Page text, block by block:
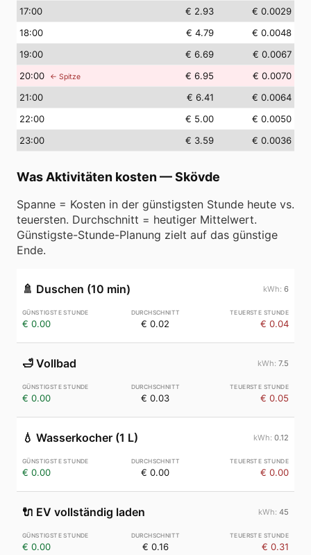
17:00 € 2.93
€ 0.0029
18:00 € 4.79
€ 0.0048
19:00 € 6.69
€ 0.0067
20:00 ← Spitze € 6.95
€ 0.0070
21:00 € 6.41
€ 0.0064
22:00 € 5.00
€ 0.0050
23:00 € 3.59 € 0.0036
Was Aktivitäten kosten —Skövde
Spanne = Kosten in der günstigsten Stunde heute vs.
teuersten. Durchschnitt = heutiger Mittelwert.
Günstigste-Stunde-Planung zielt auf das günstige
Ende.
🚿 Duschen (10 min) 6
€ 0.00 € 0.02 € 0.04
🛁 Vollbad 7.5
€ 0.00 € 0.03 € 0.05
💧 Wasserkocher (1 L) 0.12
€ 0.00 € 0.00 € 0.00
🔌 EV vollständig laden 45
€ 0.00 € 0.16 € 0.31